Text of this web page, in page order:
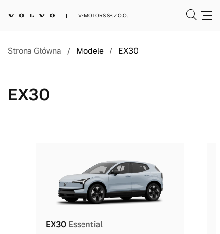
V-MOTORS SP. Z O.O.
Strona Główna / Modele / EX30
EX30
EX30 Essential